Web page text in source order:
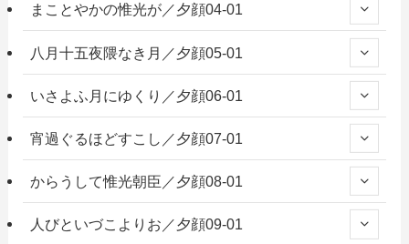
まことやかの惟光が／夕顔04-01
八月十五夜隈なき月／夕顔05-01
いさよふ月にゆくり／夕顔06-01
宵過ぐるほどすこし／夕顔07-01
からうして惟光朝臣／夕顔08-01
人びといづこよりお／夕顔09-01